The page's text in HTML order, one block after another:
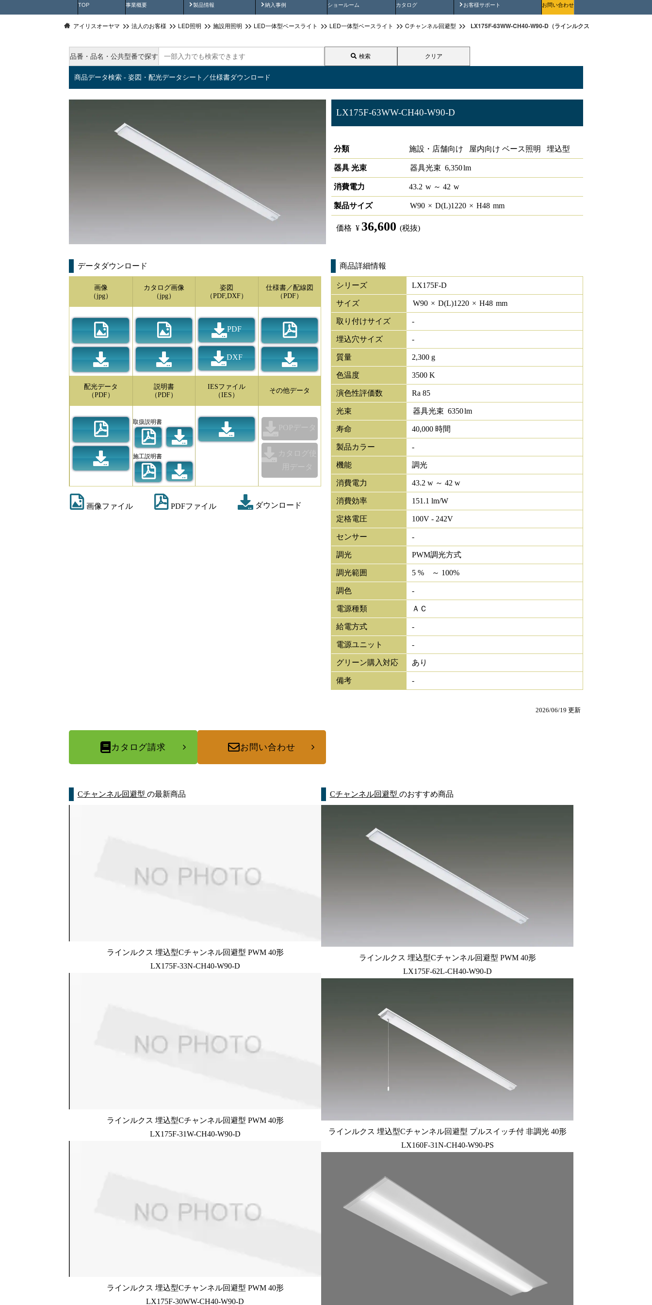
TOP 事業概要 製品情報
製品動画 納入事例
納入事例動画 ショールーム カタログ お客様サポート
安全にご使用いただくためにお問い合わせ
アイリスオーヤマ 法人のお客様 LED照明 施設用照明 LED一体型ベースライト LED一体型ベースライト Cチャンネル回避型 LX175F-63WW-CH40-W90-D（ラインルクス 埋込型Cチャンネル回
品番・品名・公共型番で探す 検索 クリア
商品データ検索 - 姿図・配光データシート／仕様書ダウンロード
LX175F-63WW-CH40-W90-D
分類
施設・店舗向け 屋内向け ベース照明 埋込型
器具 光束 器具光束 6,350lm
消費電力 43.2 w ～ 42 w
製品サイズ W90 × D(L)1220 × H48 mm
価格 ¥ 36,600 (税抜)
データダウンロード
画像
（jpg）
カタログ画像
（jpg）
姿図
（PDF,DXF）
PDF
DXF
仕様書／配線図
（PDF）
配光データ
（PDF）
説明書
（PDF）
取扱説明書
施工説明書
IESファイル
（IES）
その他データ
POPデータ
カタログ使
用データ
画像ファイル PDFファイル ダウンロード
商品詳細情報
シリーズ LX175F-D
サイズ W90 × D(L)1220 × H48 mm
取り付けサイズ -
埋込穴サイズ -
質量 2,300 g
色温度 3500 K
演色性評価数 Ra 85
光束 器具光束 6350lm
寿命 40,000 時間
製品カラー -
機能 調光
消費電力 43.2 w ～ 42 w
消費効率 151.1 lm/W
定格電圧 100V - 242V
センサー -
調光 PWM調光方式
調光範囲 5 % ～ 100%
調色 -
電源種類 ＡＣ
給電方式 -
電源ユニット -
グリーン購入対応 あり
備考 -
2026/06/19 更新
カタログ請求 お問い合わせ
Cチャンネル回避型 の最新商品
ラインルクス 埋込型Cチャンネル回避型 PWM 40形
LX175F-33N-CH40-W90-D
ラインルクス 埋込型Cチャンネル回避型 PWM 40形
LX175F-31W-CH40-W90-D
ラインルクス 埋込型Cチャンネル回避型 PWM 40形
LX175F-30WW-CH40-W90-D
Cチャンネル回避型 のおすすめ商品
ラインルクス 埋込型Cチャンネル回避型 PWM 40形
LX175F-62L-CH40-W90-D
ラインルクス 埋込型Cチャンネル回避型 プルスイッチ付 非調光 40形
LX160F-31N-CH40-W90-PS